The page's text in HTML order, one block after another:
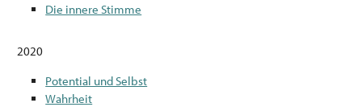
Die innere Stimme
2020
Potential und Selbst
Wahrheit